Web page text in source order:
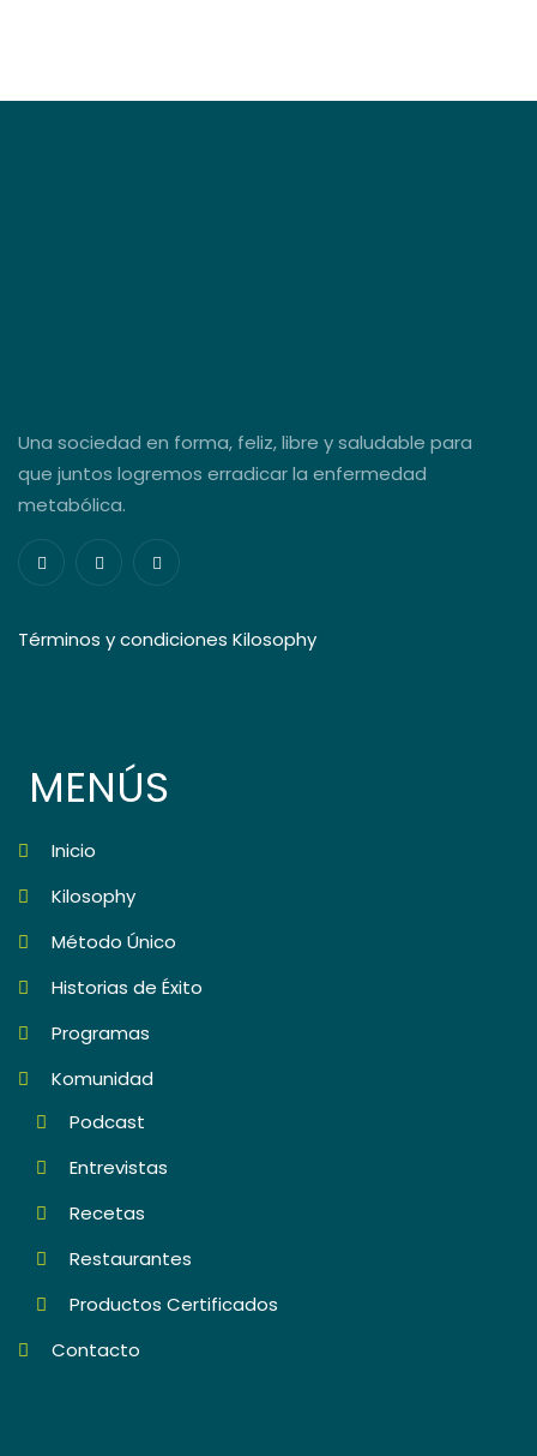
Una sociedad en forma, feliz, libre y saludable para
que juntos logremos erradicar la enfermedad
metabólica.
Términos y condiciones Kilosophy
MENÚS
Inicio
Kilosophy
Método Único
Historias de Éxito
Programas
Komunidad
Podcast
Entrevistas
Recetas
Restaurantes
Productos Certificados
Contacto